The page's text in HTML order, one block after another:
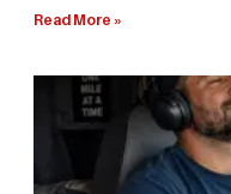
Read More »